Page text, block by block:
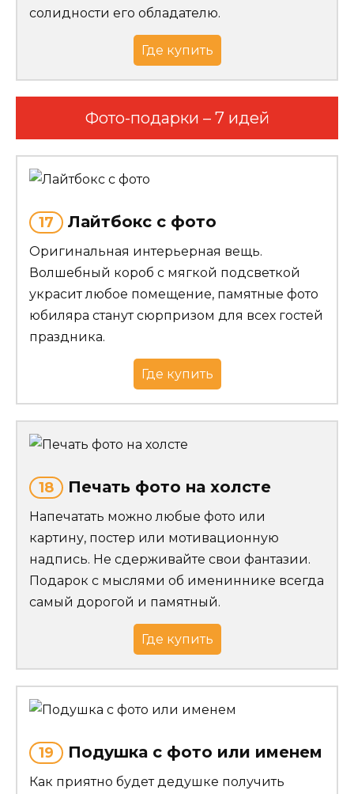
солидности его обладателю.
Где купить
Фото-подарки – 7 идей
17 Лайтбокс с фото
Оригинальная интерьерная вещь.
Волшебный короб с мягкой подсветкой
украсит любое помещение, памятные фото
юбиляра станут сюрпризом для всех гостей
праздника.
Где купить
18 Печать фото на холсте
Напечатать можно любые фото или
картину, постер или мотивационную
надпись. Не сдерживайте свои фантазии.
Подарок с мыслями об имениннике всегда
самый дорогой и памятный.
Где купить
19 Подушка с фото или именем
Как приятно будет дедушке получить